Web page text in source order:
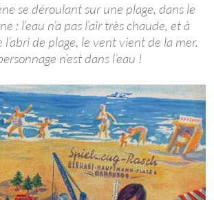
se déroulant sur une plage, dans le
: l’eau n’a pas l’air très chaude, et à
de plage, le vent vient de la mer.
n’est dans l’eau !